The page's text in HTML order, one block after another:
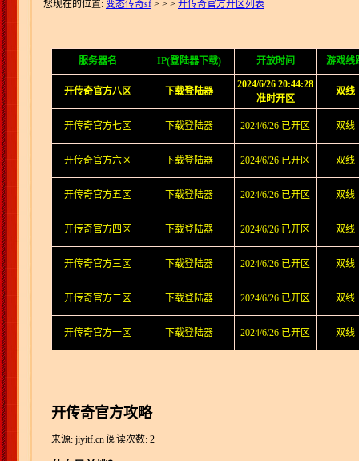
您现在的位置: 变态传奇sf > > > 开传奇官方开区列表
服务器名 IP(登陆器下载) 开放时间 游戏线
开传奇官方八区 下载登陆器
2024/6/26 20:44:28
准时开区
双线
开传奇官方七区 下载登陆器 2024/6/26 已开区 双线
开传奇官方六区 下载登陆器 2024/6/26 已开区 双线
开传奇官方五区 下载登陆器 2024/6/26 已开区 双线
开传奇官方四区 下载登陆器 2024/6/26 已开区 双线
开传奇官方三区 下载登陆器 2024/6/26 已开区 双线
开传奇官方二区 下载登陆器 2024/6/26 已开区 双线
开传奇官方一区 下载登陆器 2024/6/26 已开区 双线
开传奇官方攻略
来源: jiyitf.cn 阅读次数: 2